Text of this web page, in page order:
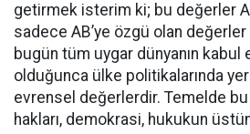
getirmek isterim ki; bu değerler
sadece AB’ye özgü olan
bugün tüm uygar dünyanın
olduğunca ülke politikalarında yer
evrensel değerlerdir. Temelde
hakları, demokrasi, hukukun